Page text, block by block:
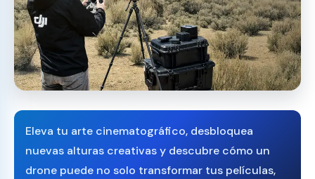
Eleva tu arte cinematográfico, desbloquea
nuevas alturas creativas y descubre cómo un
drone puede no solo transformar tus películas,